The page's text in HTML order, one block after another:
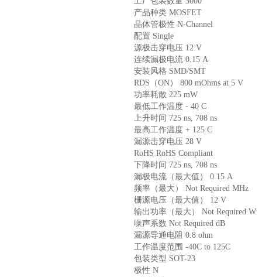
产品种类 MOSFET
晶体管极性 N-Channel
配置 Single
源极击穿电压 12 V
连续漏极电流 0.15 A
安装风格 SMD/SMT
RDS（ON） 800 mOhms at 5 V
功率耗散 225 mW
最低工作温度 - 40 C
上升时间 725 ns, 708 ns
最高工作温度 + 125 C
漏源击穿电压 28 V
RoHS RoHS Compliant
下降时间 725 ns, 708 ns
漏极电流（最大值） 0.15 A
频率（最大） Not Required MHz
栅源电压（最大值） 12 V
输出功率（最大） Not Required W
噪声系数 Not Required dB
漏源导通电阻 0.8 ohm
工作温度范围 -40C to 125C
包装类型 SOT-23
极性 N